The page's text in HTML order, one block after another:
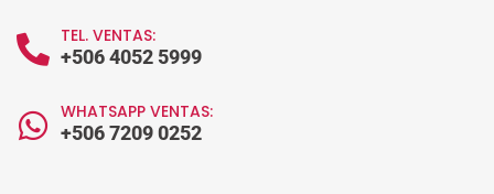
TEL. VENTAS:
+506 4052 5999
WHATSAPP VENTAS:
+506 7209 0252